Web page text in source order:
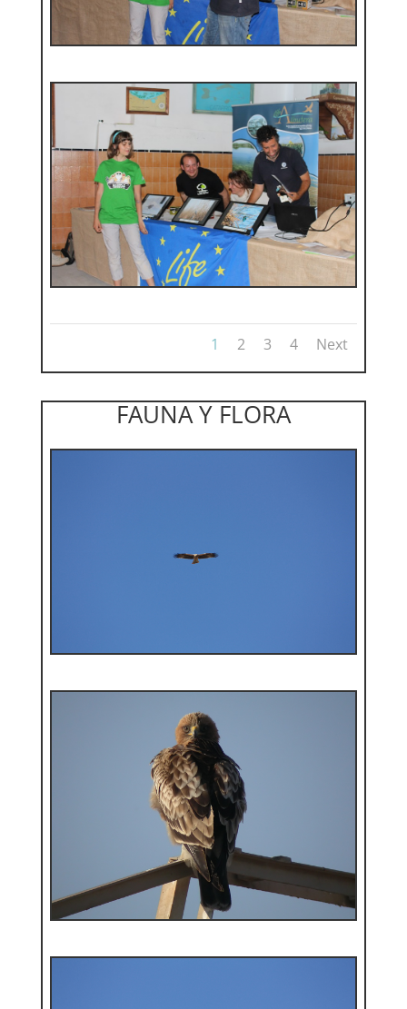
1 2 3 4 Next
FAUNA Y FLORA